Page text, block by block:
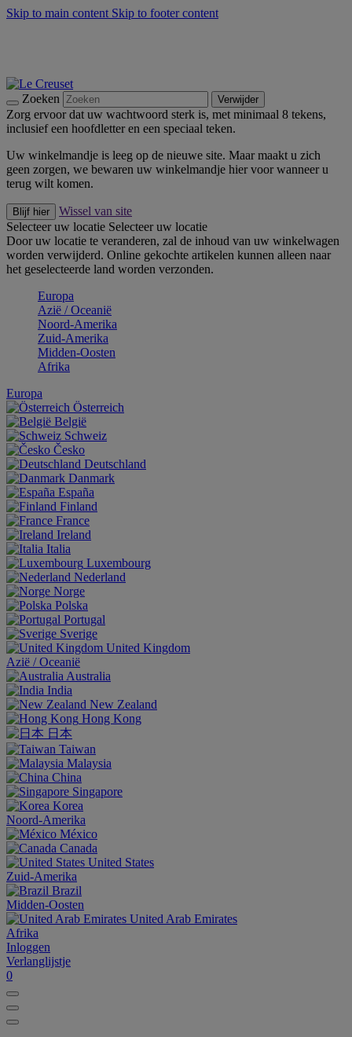
Skip to main content Skip to footer content
Zoeken Verwijder
Zorg ervoor dat uw wachtwoord sterk is, met minimaal 8 tekens,
inclusief een hoofdletter en een speciaal teken.
Uw winkelmandje is leeg op de nieuwe site. Maar maakt u zich
geen zorgen, we bewaren uw winkelmandje hier voor wanneer u
terug wilt komen.
Blijf hier
Wissel van site
Selecteer uw locatie Selecteer uw locatie
Door uw locatie te veranderen, zal de inhoud van uw winkelwagen
worden verwijderd. Online gekochte artikelen kunnen alleen naar
het geselecteerde land worden verzonden.
Europa
Aziё / Oceaniё
Noord-Amerika
Zuid-Amerika
Midden-Oosten
Afrika
Europa
Österreich
België
Schweiz
Česko
Deutschland
Danmark
España
Finland
France
Ireland
Italia
Luxembourg
Nederland
Norge
Polska
Portugal
Sverige
United Kingdom
Aziё / Oceaniё
Australia
India
New Zealand
Hong Kong
日本
Taiwan
Malaysia
China
Singapore
Korea
Noord-Amerika
México
Canada
United States
Zuid-Amerika
Brazil
Midden-Oosten
United Arab Emirates
Afrika
Inloggen
Verlanglijstje
0